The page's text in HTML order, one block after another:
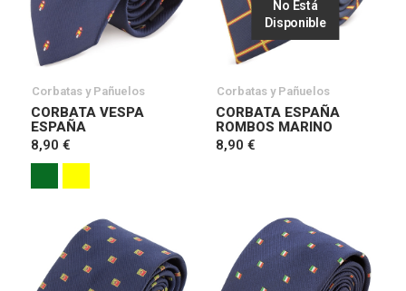
Corbatas y Pañuelos
CORBATA VESPA
ESPAÑA
8,90 €
No Está
Disponible
Corbatas y Pañuelos
CORBATA ESPAÑA
ROMBOS MARINO
8,90 €